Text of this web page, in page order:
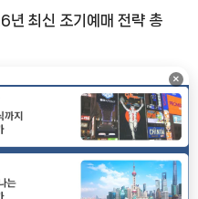
×
최신 조기예매 전략 총